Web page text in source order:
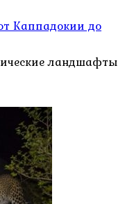
Каппадокии до
ландшафты